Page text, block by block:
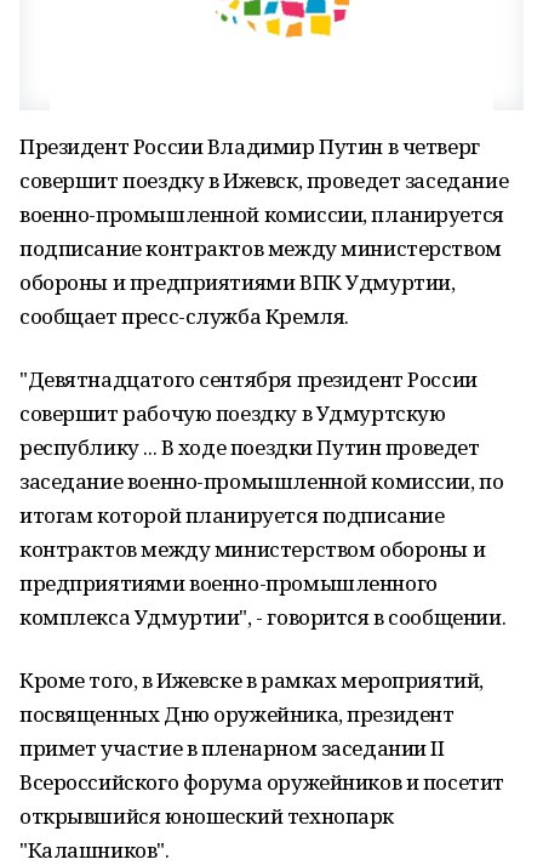
Президент России Владимир Путин в четверг
совершит поездку в Ижевск, проведет заседание
военно-промышленной комиссии, планируется
подписание контрактов между министерством
обороны и предприятиями ВПК Удмуртии,
сообщает пресс-служба Кремля.
"Девятнадцатого сентября президент России
совершит рабочую поездку в Удмуртскую
республику ... В ходе поездки Путин проведет
заседание военно-промышленной комиссии, по
итогам которой планируется подписание
контрактов между министерством обороны и
предприятиями военно-промышленного
комплекса Удмуртии", - говорится в сообщении.
Кроме того, в Ижевске в рамках мероприятий,
посвященных Дню оружейника, президент
примет участие в пленарном заседании II
Всероссийского форума оружейников и посетит
открывшийся юношеский технопарк
"Калашников".